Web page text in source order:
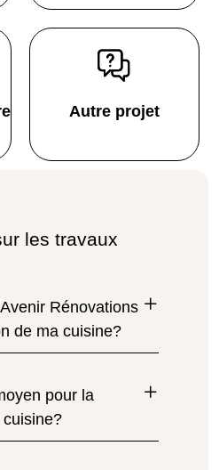
Autre projet
les travaux
Rénovations
de ma cuisine?
pour la